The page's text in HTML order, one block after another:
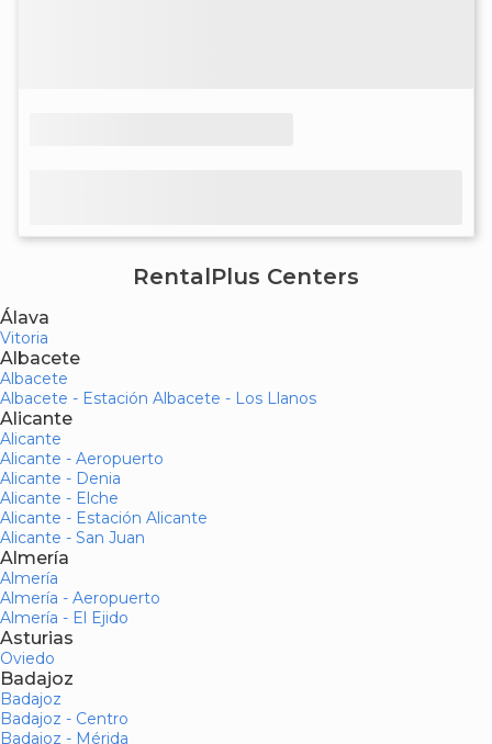
RentalPlus Centers
Álava
Vitoria
Albacete
Albacete
Albacete - Estación Albacete - Los Llanos
Alicante
Alicante
Alicante - Aeropuerto
Alicante - Denia
Alicante - Elche
Alicante - Estación Alicante
Alicante - San Juan
Almería
Almería
Almería - Aeropuerto
Almería - El Ejido
Asturias
Oviedo
Badajoz
Badajoz
Badajoz - Centro
Badajoz - Mérida